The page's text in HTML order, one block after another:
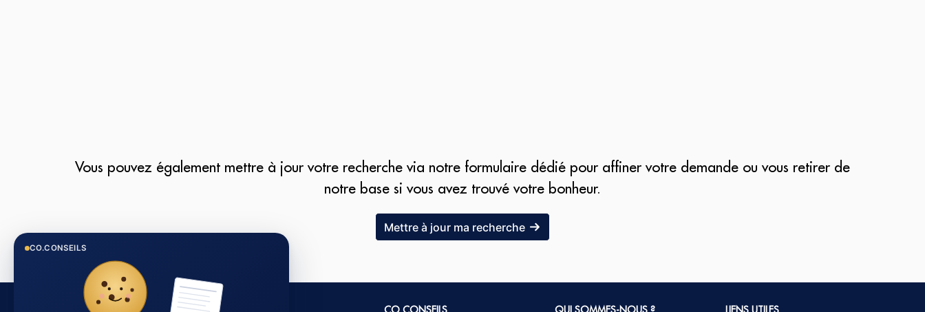
Vous pouvez également mettre à jour votre recherche via notre formulaire dédié pour affiner votre demande ou vous retirer de
notre base si vous avez trouvé votre bonheur.
Mettre à jour ma recherche
CO.CONSEILS